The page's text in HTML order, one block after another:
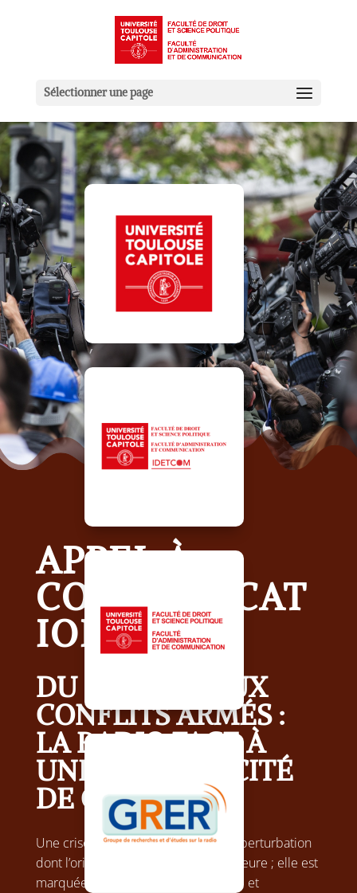
Sélectionner une page
APPEL À
COMMUNICAT
ION
DU COVID 19 AUX
CONFLITS ARMÉS :
LA RADIO FACE À
UNE MULTIPLICITÉ
DE CRISES
Une crise est la conséquence d’une perturbation
dont l’origine est extérieure ou intérieure ; elle est
marquée par le désordre, l’instabilité et